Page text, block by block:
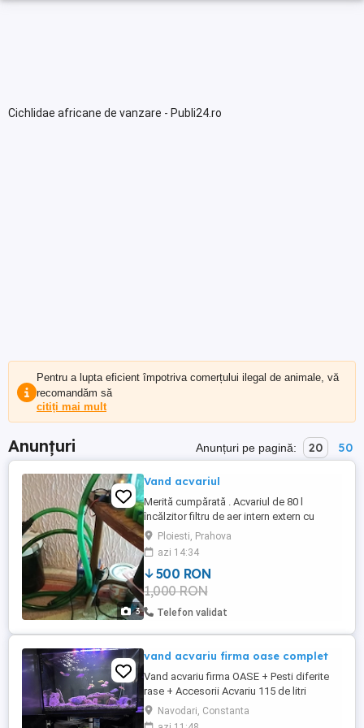
Cichlidae africane de vanzare - Publi24.ro
Pentru a lupta eficient împotriva comerțului ilegal de animale, vă
recomandăm să
citiți mai mult
Anunțuri Anunțuri pe pagină: 20 50
3
Vand acvariul
Merită cumpărată . Acvariul de 80 l
încălzitor filtru de aer intern extern cu
decoruri .
Ploiesti, Prahova
azi 14:34
500 RON
1,000 RON
Telefon validat
vand acvariu firma oase complet
Vand acvariu firma OASE + Pesti diferite
rase + Accesorii Acvariu 115 de litri
(grosime sticla 6mm) Filtru extern jbl profi
e902 2 x Lampi LED programabile rgb
Navodari, Constanta